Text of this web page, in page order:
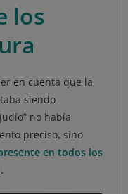
los
en cuenta que la
siendo
no había
preciso, sino
en todos los